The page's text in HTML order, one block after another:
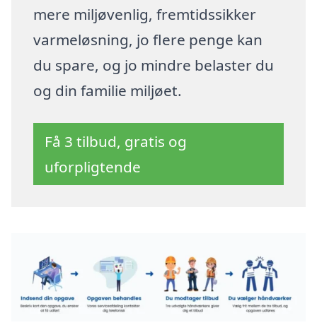
mere miljøvenlig, fremtidssikker
varmeløsning, jo flere penge kan
du spare, og jo mindre belaster du
og din familie miljøet.
Få 3 tilbud, gratis og
uforpligtende